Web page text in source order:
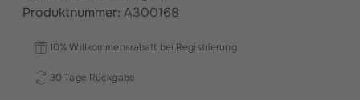
Produktnummer:A300168
10% Willkommensrabatt bei Registrierung
30 Tage Rückgabe